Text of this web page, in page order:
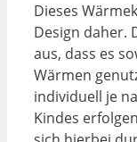
Dieses
Design daher.
aus, dass es
Wärmen
individuell je
Kindes